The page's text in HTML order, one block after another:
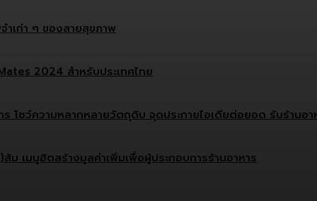
เก่า ๆ ของสายสุขภาพ
2024 สำหรับประเทศไทย
โชว์ความหลากหลายวัตถุดิบ จุดประกายไอเดียต่อยอด รับร้านอ
ม เมนูฮิตสร้างมูลค่าเพิ่มเพื่อผู้ประกอบการร้านอาหาร